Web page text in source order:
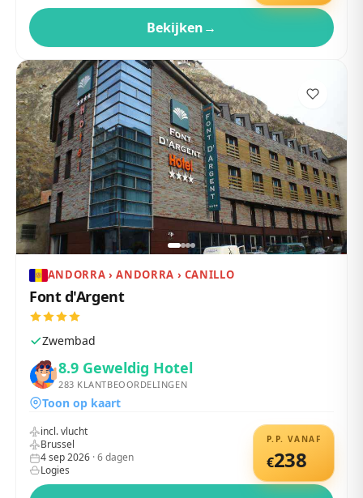
Bekijken→
ANDORRA › ANDORRA › CANILLO
Font d'Argent
Zwembad
8.9 Geweldig Hotel
283 KLANTBEOORDELINGEN
Toon op kaart
P.P. VANAF
€238
incl. vlucht
Brussel
4 sep 2026 ·6dagen
Logies